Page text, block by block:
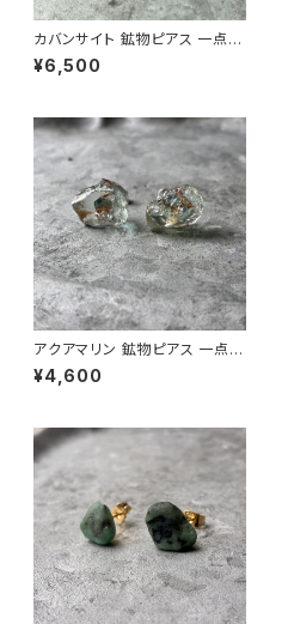
カバンサイト 鉱物ピアス 一点も
の 原石 天然石 金属アレルギー
対応 ハンドメイド アクセサリー
¥6,500
アクアマリン 鉱物ピアス 一点も
の 原石 天然石 金属アレルギー
対応 ハンドメイド アクセサリー
¥4,600